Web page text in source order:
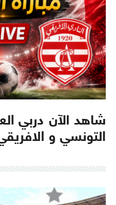
شاهد الآن دربي
التونسي و